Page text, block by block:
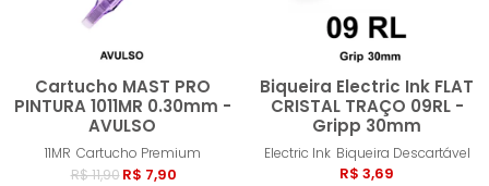
Cartucho MAST PRO
PINTURA 1011MR 0.30mm -
AVULSO
11MR Cartucho Premium
R$ 11,90 R$ 7,90
Comprar
Biqueira Electric Ink FLAT
CRISTAL TRAÇO 09RL -
Gripp 30mm
Electric Ink Biqueira Descartável
R$ 3,69